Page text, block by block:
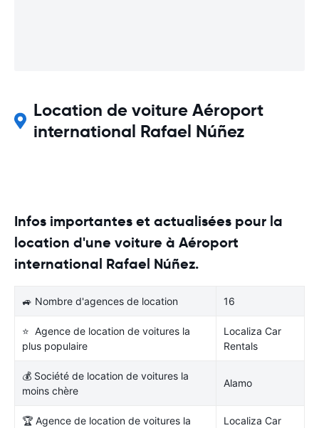
Location de voiture Aéroport
international Rafael Núñez
Infos importantes et actualisées pour la
location d'une voiture à Aéroport
international Rafael Núñez.
🚙 Nombre d'agences de location 16
⭐ Agence de location de voitures la
plus populaire
Localiza Car
Rentals
💰 Société de location de voitures la
moins chère
Alamo
🏆 Agence de location de voitures la
Localiza Car